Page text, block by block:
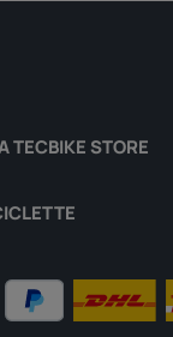
TECBIKE STORE